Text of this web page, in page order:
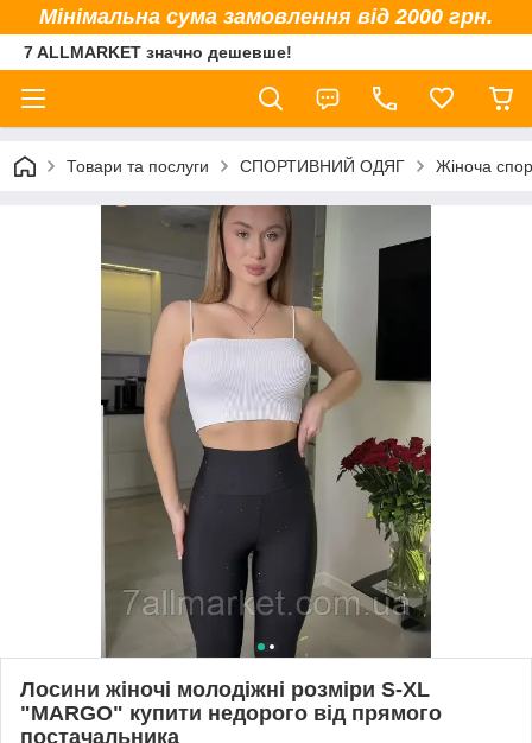
Мінімальна сума замовлення від 2000 грн.
7 ALLMARKET значно дешевше!
Товари та послуги СПОРТИВНИЙ ОДЯГ Жіноча
Лосини жіночі молодіжні розміри S-XL
"MARGO" купити недорого від прямого
постачальника